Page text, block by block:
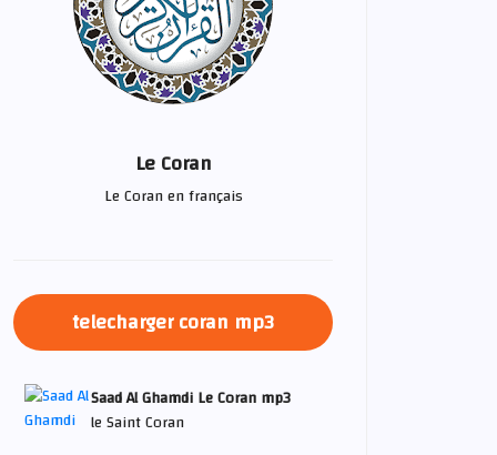
Le Coran
Le Coran en français
telecharger coran mp3
Saad Al Ghamdi Le Coran mp3
le Saint Coran